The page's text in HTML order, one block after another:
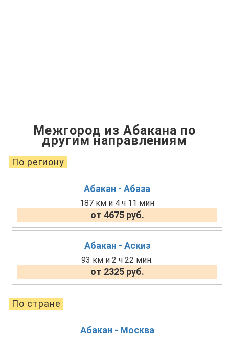
Межгород из Абакана по
другим направлениям
По региону
Абакан - Абаза
187 км и 4 ч 11 мин
от 4675 руб.
Абакан - Аскиз
93 км и 2 ч 22 мин.
от 2325 руб.
По стране
Абакан - Москва